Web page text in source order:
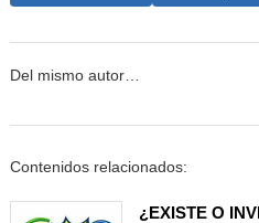
Del mismo autor…
Contenidos relacionados:
¿EXISTE O